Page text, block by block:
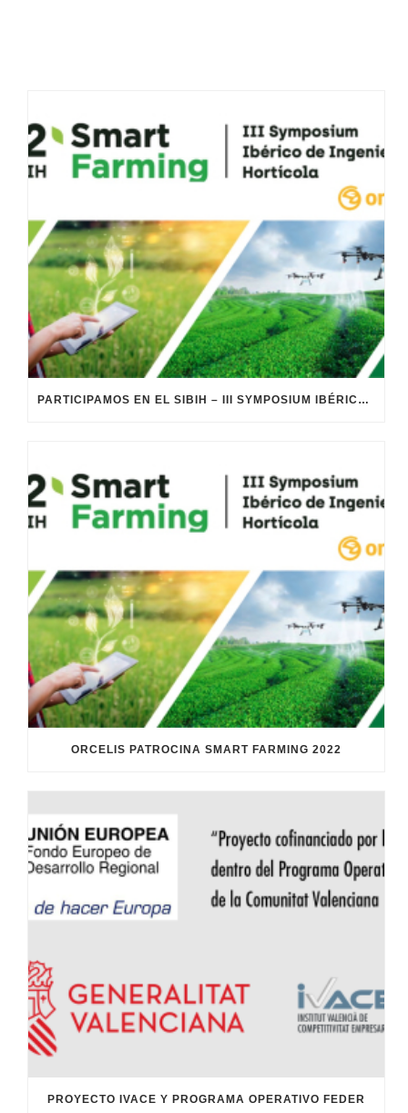
PARTICIPAMOS EN EL SIBIH – III SYMPOSIUM IBÉRICO DE INGENIERIA HORTÍCOLA (SMART FARMING)
ORCELIS PATROCINA SMART FARMING 2022
PROYECTO IVACE Y PROGRAMA OPERATIVO FEDER